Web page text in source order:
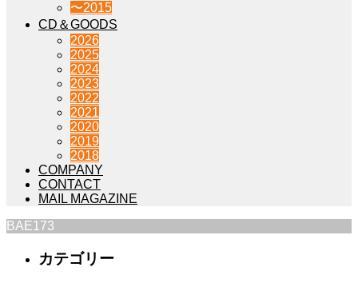
〜2015
CD＆GOODS
2026
2025
2024
2023
2022
2021
2020
2019
2018
COMPANY
CONTACT
MAIL MAGAZINE
BAE173
カテゴリー